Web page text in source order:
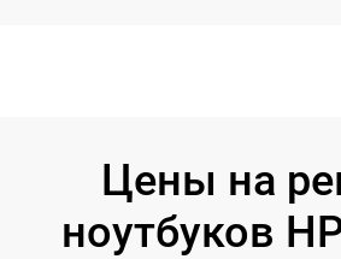
Цены на
ноутбуков